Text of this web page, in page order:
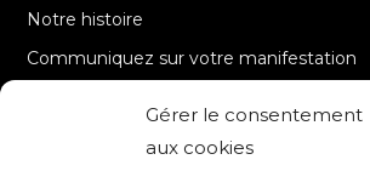
Gérer le consentement
aux cookies
Notre histoire
Communiquez sur votre manifestation